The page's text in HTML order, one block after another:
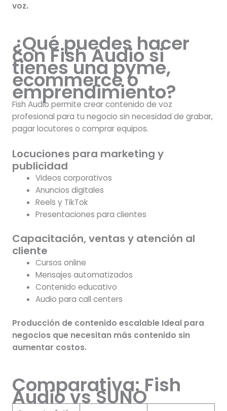
voz.
¿Qué puedes hacer
con Fish Audio si
tienes una pyme,
ecommerce o
emprendimiento?
Fish Audio permite crear contenido de voz
profesional para tu negocio sin necesidad de grabar,
pagar locutores o comprar equipos.
Locuciones para marketing y
publicidad
Videos corporativos
Anuncios digitales
Reels y TikTok
Presentaciones para clientes
Capacitación, ventas y atención al
cliente
Cursos online
Mensajes automatizados
Contenido educativo
Audio para call centers
Producción de contenido escalable Ideal para
negocios que necesitan más contenido sin
aumentar costos.
Comparativa: Fish
Audio vs SUNO